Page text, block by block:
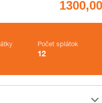
Počet splátok
12